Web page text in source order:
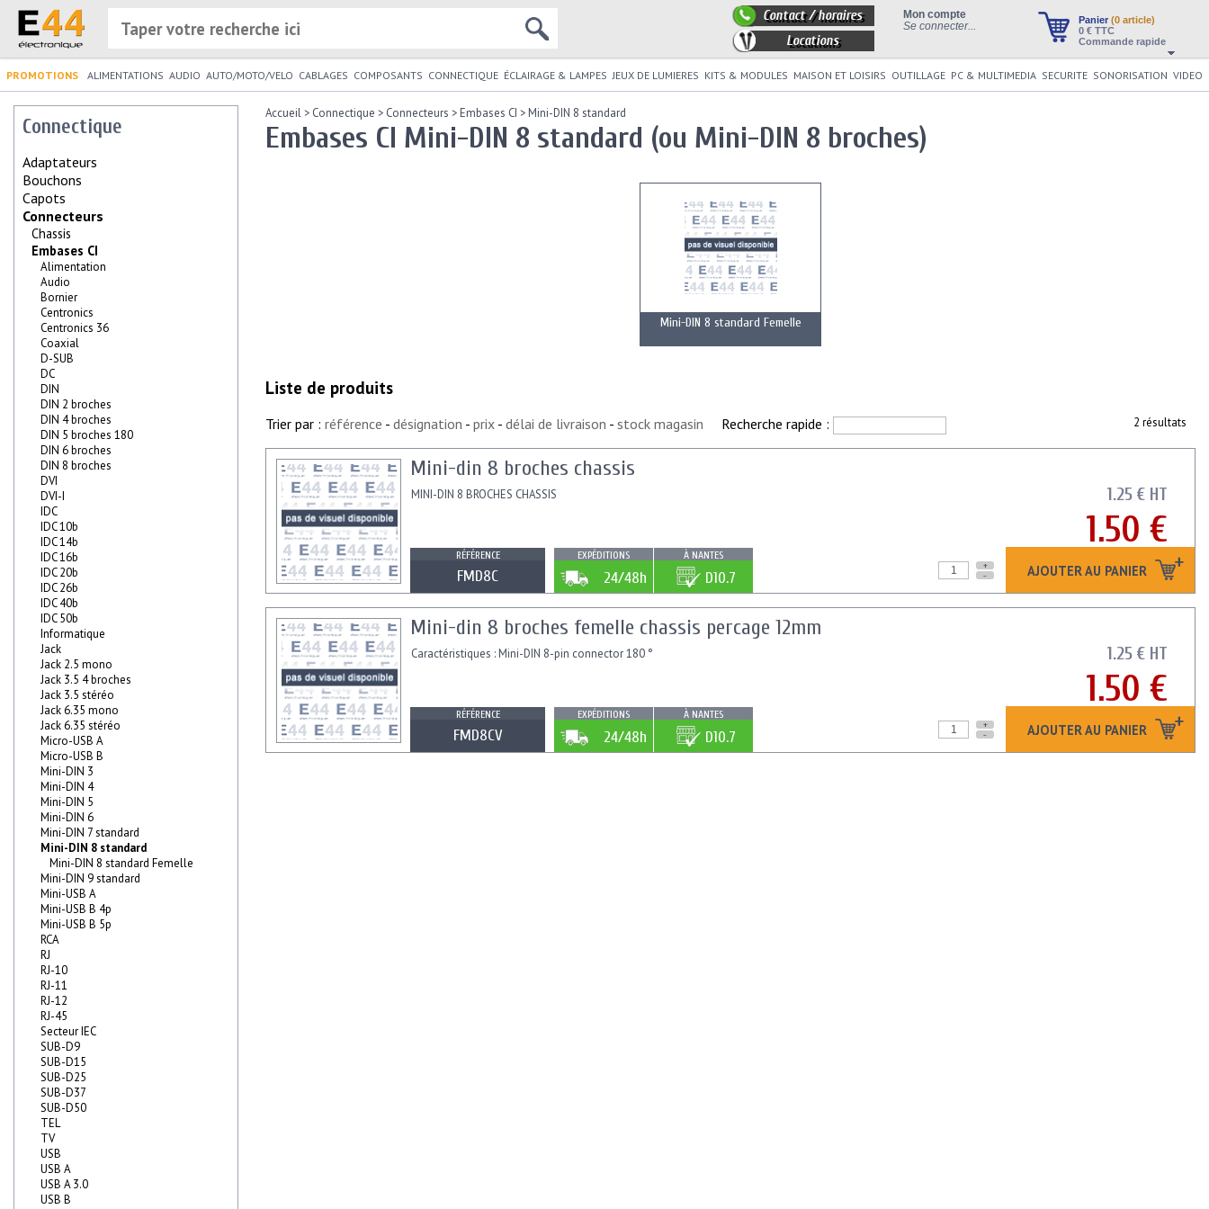
Panier (0 article)
0 € TTC
Commande rapide
Mon compte
Se connecter...
Contact / horaires
Locations
PROMOTIONS ALIMENTATIONS AUDIO AUTO/MOTO/VELO CABLAGES COMPOSANTS CONNECTIQUE ÉCLAIRAGE & LAMPES JEUX DE LUMIERES KITS & MODULES MAISON ET LOISIRS OUTILLAGE PC & MULTIMEDIA SECURITE SONORISATION VIDEO
Connectique
Adaptateurs
Bouchons
Capots
Connecteurs
Chassis
Embases CI
Alimentation
Audio
Bornier
Centronics
Centronics 36
Coaxial
D-SUB
DC
DIN
DIN 2 broches
DIN 4 broches
DIN 5 broches 180
DIN 6 broches
DIN 8 broches
DVI
DVI-I
IDC
IDC 10b
IDC 14b
IDC 16b
IDC 20b
IDC 26b
IDC 40b
IDC 50b
Informatique
Jack
Jack 2.5 mono
Jack 3.5 4 broches
Jack 3.5 stéréo
Jack 6.35 mono
Jack 6.35 stéréo
Micro-USB A
Micro-USB B
Mini-DIN 3
Mini-DIN 4
Mini-DIN 5
Mini-DIN 6
Mini-DIN 7 standard
Mini-DIN 8 standard
Mini-DIN 8 standard Femelle
Mini-DIN 9 standard
Mini-USB A
Mini-USB B 4p
Mini-USB B 5p
RCA
RJ
RJ-10
RJ-11
RJ-12
RJ-45
Secteur IEC
SUB-D9
SUB-D15
SUB-D25
SUB-D37
SUB-D50
TEL
TV
USB
USB A
USB A 3.0
USB B
Accueil > Connectique > Connecteurs >Embases CI >Mini-DIN 8 standard
Embases CI Mini-DIN 8 standard (ou Mini-DIN 8 broches)
Mini-DIN 8 standard Femelle
Liste de produits
2 résultats
Trier par : référence - désignation - prix - délai de livraison - stock magasin Recherche rapide :
1.25 € HT
1.50 €
AJOUTER AU PANIER
Mini-din 8 broches chassis
MINI-DIN 8 BROCHES CHASSIS
RÉFÉRENCE
FMD8C
EXPÉDITIONS
24/48h
À NANTES
D10.7
+
-
1.25 € HT
1.50 €
AJOUTER AU PANIER
Mini-din 8 broches femelle chassis percage 12mm
Caractéristiques : Mini-DIN 8-pin connector 180 °
RÉFÉRENCE
FMD8CV
EXPÉDITIONS
24/48h
À NANTES
D10.7
+
-